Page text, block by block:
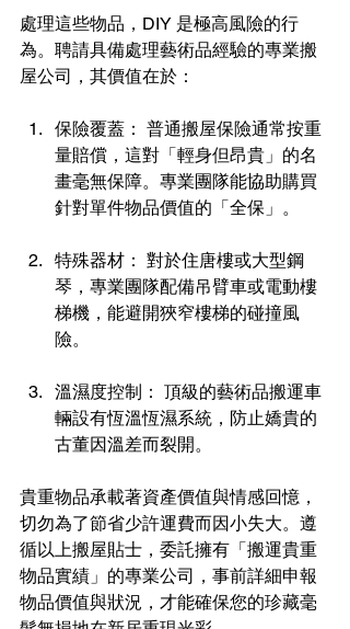
處理這些物品，DIY 是極高風險的行
為。聘請具備處理藝術品經驗的專業搬
屋公司，其價值在於：
保險覆蓋： 普通搬屋保險通常按重
量賠償，這對「輕身但昂貴」的名
畫毫無保障。專業團隊能協助購買
針對單件物品價值的「全保」。
特殊器材： 對於住唐樓或大型鋼
琴，專業團隊配備吊臂車或電動樓
梯機，能避開狹窄樓梯的碰撞風
險。
溫濕度控制： 頂級的藝術品搬運車
輛設有恆溫恆濕系統，防止嬌貴的
古董因溫差而裂開。
貴重物品承載著資產價值與情感回憶，
切勿為了節省少許運費而因小失大。遵
循以上搬屋貼士，委託擁有「搬運貴重
物品實績」的專業公司，事前詳細申報
物品價值與狀況，才能確保您的珍藏毫